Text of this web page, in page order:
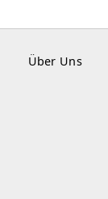
Über Uns